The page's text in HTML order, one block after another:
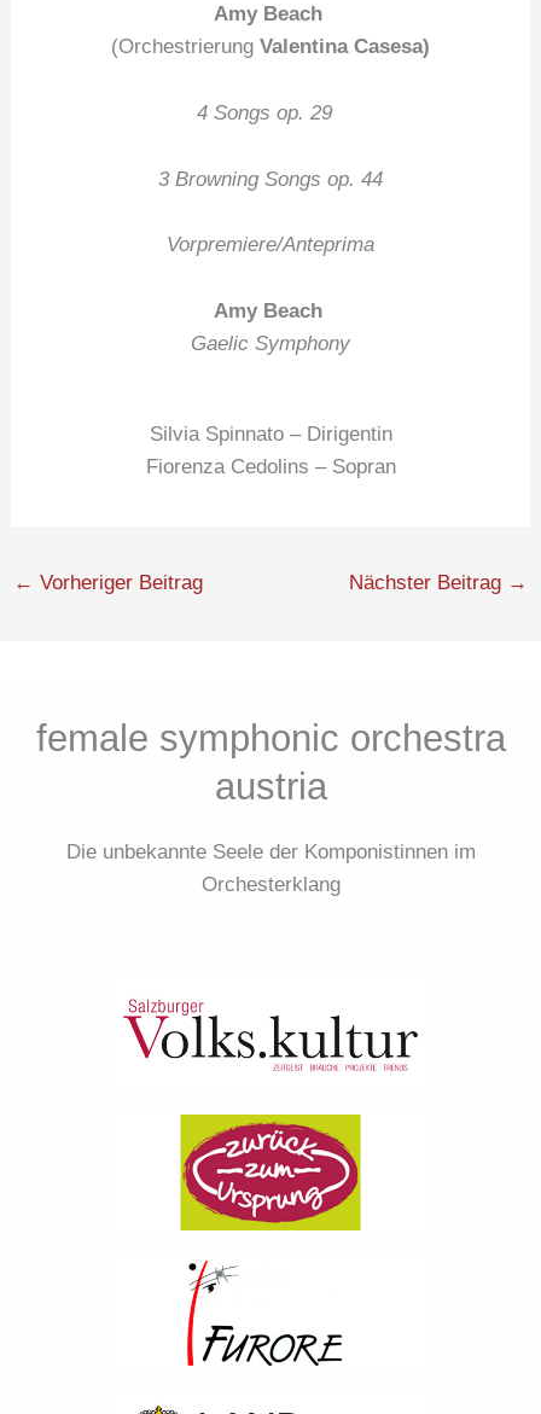
Amy Beach
(Orchestrierung Valentina Casesa)
4 Songs op. 29
3 Browning Songs op. 44
Vorpremiere/Anteprima
Amy Beach
Gaelic Symphony
Silvia Spinnato – Dirigentin
Fiorenza Cedolins – Sopran
← Vorheriger Beitrag Nächster Beitrag →
female symphonic orchestra
austria
Die unbekannte Seele der Komponistinnen im
Orchesterklang